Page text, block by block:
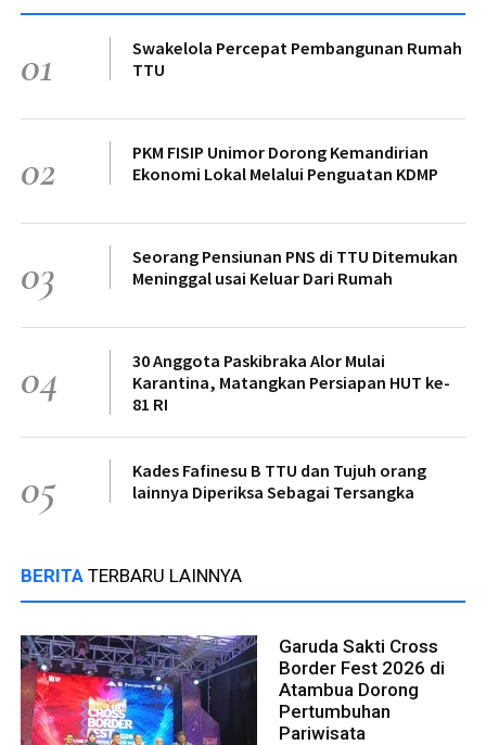
01
Swakelola Percepat Pembangunan Rumah
TTU
02
PKM FISIP Unimor Dorong Kemandirian
Ekonomi Lokal Melalui Penguatan KDMP
03
Seorang Pensiunan PNS di TTU Ditemukan
Meninggal usai Keluar Dari Rumah
04
30 Anggota Paskibraka Alor Mulai
Karantina, Matangkan Persiapan HUT ke-
81 RI
05
Kades Fafinesu B TTU dan Tujuh orang
lainnya Diperiksa Sebagai Tersangka
BERITA TERBARU LAINNYA
Garuda Sakti Cross
Border Fest 2026 di
Atambua Dorong
Pertumbuhan
Pariwisata